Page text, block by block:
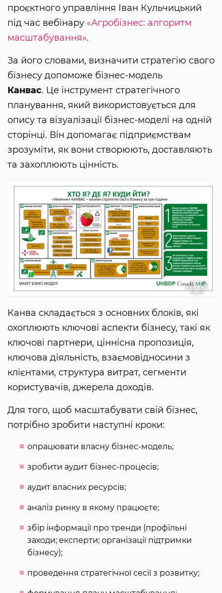
проєктного управління Іван Кульчицький
під час вебінару «Агробізнес: алгоритм
масштабування».
За його словами, визначити стратегію свого
бізнесу допоможе бізнес-модель
Канвас. Це інструмент стратегічного
планування, який використовується для
опису та візуалізації бізнес-моделі на одній
сторінці. Він допомагає підприємствам
зрозуміти, як вони створюють, доставляють
та захоплюють цінність.
Канва складається з основних блоків, які
охоплюють ключові аспекти бізнесу, такі як
ключові партнери, ціннісна пропозиція,
ключова діяльність, взаємовідносини з
клієнтами, структура витрат, сегменти
користувачів, джерела доходів.
Для того, щоб масштабувати свій бізнес,
потрібно зробити наступні кроки:
опрацювати власну бізнес-модель;
зробити аудит бізнес-процесів;
аудит власних ресурсів;
аналіз ринку в якому працюєте;
збір інформації про тренди (профільні
заходи; експерти; організації підтримки
бізнесу);
проведення стратегічної сесії з розвитку;